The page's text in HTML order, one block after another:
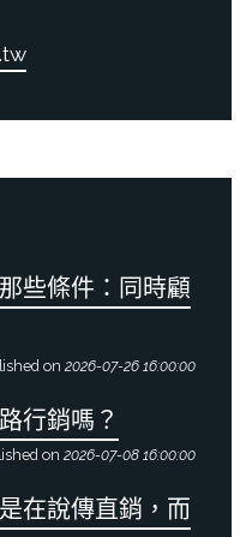
些條件：同時顧
on 2026-07-26 16:00:00
行銷嗎？
on 2026-07-08 16:00:00
在說傳直銷，而